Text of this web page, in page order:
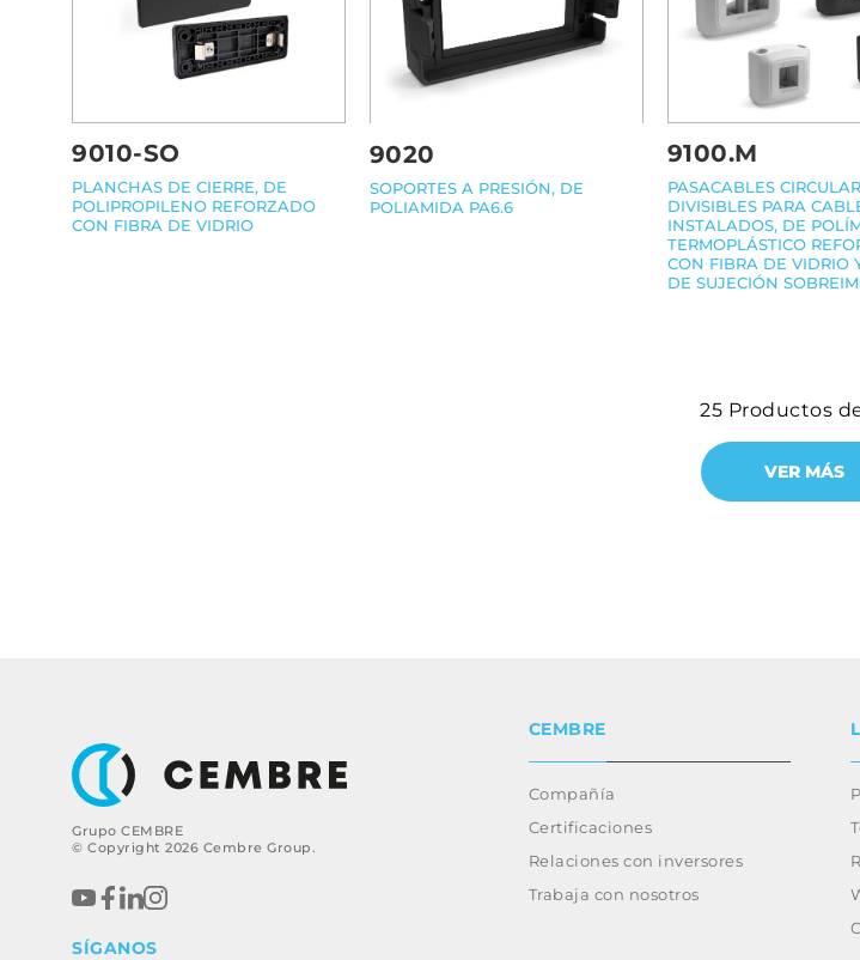
9010-SO
PLANCHAS DE CIERRE, DE
POLIPROPILENO REFORZADO
CON FIBRA DE VIDRIO
9020
SOPORTES A PRESIÓN, DE
POLIAMIDA PA6.6
9100.M
PASACABLES
DIVISIBLES PARA
INSTALADOS, DE
TERMOPLÁSTICO
CON FIBRA DE VIDRIO
DE SUJECIÓN
25 Productos
VER MÁS
Grupo CEMBRE
© Copyright 2026 Cembre Group.
CEMBRE
Compañía
Certificaciones
Relaciones con inversores
Trabaja con nosotros
SÍGANOS